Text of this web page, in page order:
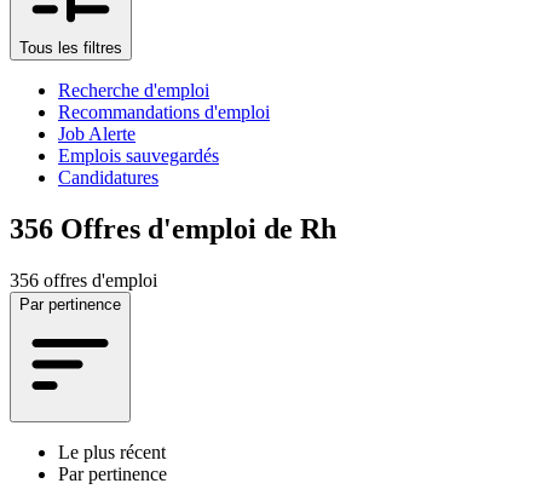
Tous les filtres
Recherche d'emploi
Recommandations d'emploi
Job Alerte
Emplois sauvegardés
Candidatures
356 Offres d'emploi de Rh
356 offres d'emploi
Par pertinence
Le plus récent
Par pertinence